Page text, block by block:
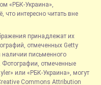
«РБК-Украина»,
интересно читать вне
принадлежат их
отмеченных Getty
наличии письменного
Фотографии, отмеченные
или «РБК-Украина», могут
Commons Attribution